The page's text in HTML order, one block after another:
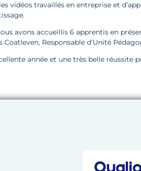
vidéos travaillés en entreprise et
avons accueillis 6 apprentis en
Coatleven, Responsable d’Unité
année et une très belle réussite
et de